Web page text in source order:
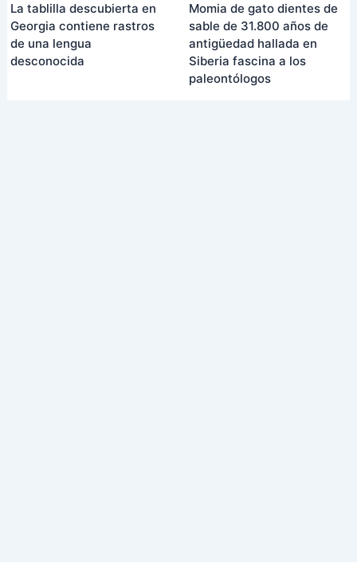
La tablilla descubierta en
Georgia contiene rastros
de una lengua
desconocida
Momia de gato dientes de
sable de 31.800 años de
antigüedad hallada en
Siberia fascina a los
paleontólogos